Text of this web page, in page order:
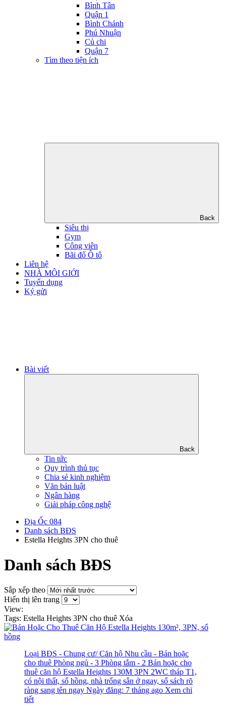
Bình Tân
Quận 1
Bình Chánh
Phú Nhuận
Củ chi
Quận 7
Tìm theo tiện ích
Back
Siêu thị
Gym
Công viên
Bãi đổ Ô tô
Liên hệ
NHÀ MÔI GIỚI
Tuyển dụng
Ký gửi
Bài viết
Back
Tin tức
Quy trình thủ tục
Chia sẻ kinh nghiệm
Văn bản luật
Ngân hàng
Giải pháp công nghệ
Địa Ốc 084
Danh sách BĐS
Estella Heights 3PN cho thuê
Danh sách BĐS
Sắp xếp theo
Hiển thị lên trang
View:
Tags: Estella Heights 3PN cho thuê Xóa
Loại BĐS - Chung cư/ Căn hộ Nhu cầu - Bán hoặc
cho thuê Phòng ngủ - 3 Phòng tắm - 2 Bán hoặc cho
thuê căn hộ Estella Heights 130M 3PN 2WC tháp T1,
có nội thất, sổ hồng, nhà trống sẵn ở ngay, sổ sách rõ
ràng sang tên ngay Ngày đăng: 7 tháng ago Xem chi
tiết